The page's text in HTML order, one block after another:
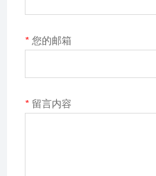
* 您的邮箱
* 留言内容